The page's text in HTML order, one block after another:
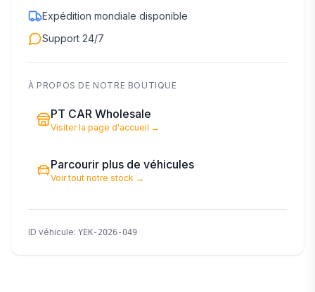
Expédition mondiale disponible
Support 24/7
À PROPOS DE NOTRE BOUTIQUE
PT CAR Wholesale
Visiter la page d'accueil →
Parcourir plus de véhicules
Voir tout notre stock →
ID véhicule: YEK-2026-049